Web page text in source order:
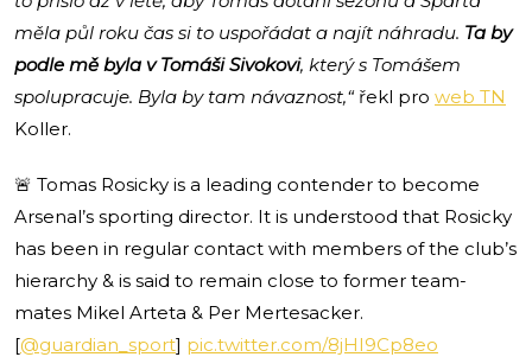
měla půl roku čas si to uspořádat a najít náhradu. Ta by
podle mě byla v Tomáši Sivokovi, který s Tomášem
spolupracuje. Byla by tam návaznost,“řekl pro web TN
Koller.
🚨 Tomas Rosicky is a leading contender to become
Arsenal’s sporting director. It is understood that Rosicky
has been in regular contact with members of the club’s
hierarchy & is said to remain close to former team-
mates Mikel Arteta & Per Mertesacker.
[@guardian_sport] pic.twitter.com/8jHI9Cp8eo